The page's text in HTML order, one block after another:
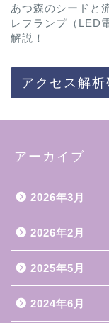
あつ森のシードと
レフランプ（LED
解説！
アクセス解析
アーカイブ
2026年3月
2026年2月
2025年5月
2024年6月